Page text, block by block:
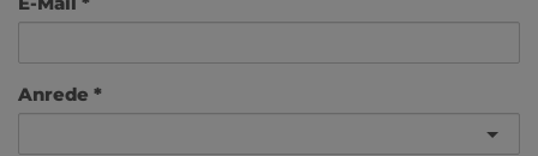
Anrede